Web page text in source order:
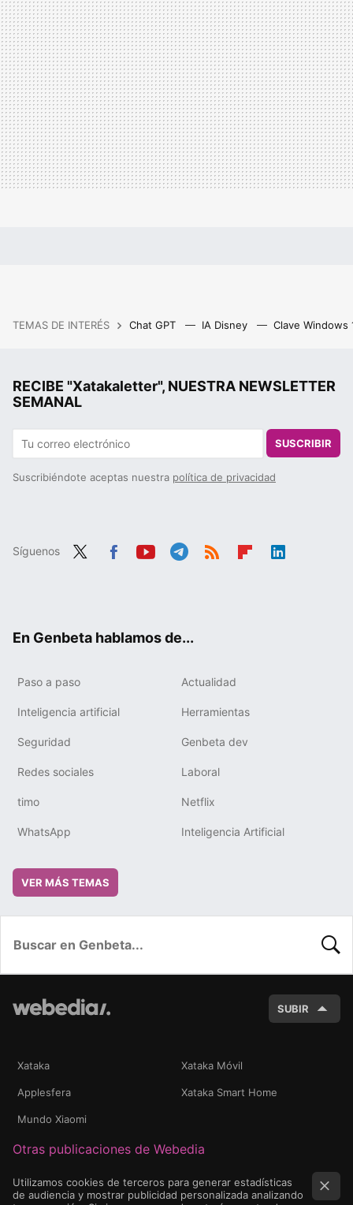
TEMAS DE INTERÉS Chat GPT IA Disney Clave Windows
RECIBE "Xatakaletter", NUESTRA NEWSLETTER
SEMANAL
SUSCRIBIR
Suscribiéndote aceptas nuestra política de privacidad
Síguenos
En Genbeta hablamos de...
Paso a paso Actualidad
Inteligencia artificial Herramientas
Seguridad Genbeta dev
Redes sociales Laboral
timo Netflix
WhatsApp Inteligencia Artificial
VER MÁS TEMAS
SUBIR
Xataka Xataka Móvil
Applesfera Xataka Smart Home
Mundo Xiaomi
Otras publicaciones de Webedia
Utilizamos cookies de terceros para generar estadísticas
de audiencia y mostrar publicidad personalizada analizando